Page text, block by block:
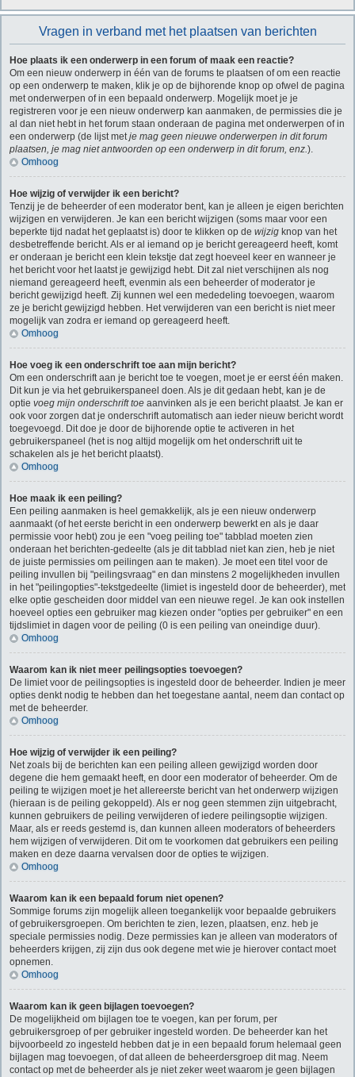
Vragen in verband met het plaatsen van berichten
Hoe plaats ik een onderwerp in een forum of maak een reactie?
Om een nieuw onderwerp in één van de forums te plaatsen of om een reactie
op een onderwerp te maken, klik je op de bijhorende knop op ofwel de pagina
met onderwerpen of in een bepaald onderwerp. Mogelijk moet je je
registreren voor je een nieuw onderwerp kan aanmaken, de permissies die je
al dan niet hebt in het forum staan onderaan de pagina met onderwerpen of in
een onderwerp (de lijst metje mag geen nieuwe onderwerpen in dit forum
plaatsen, je mag niet antwoorden op een onderwerp in dit forum, enz.).
Omhoog
Hoe wijzig of verwijder ik een bericht?
Tenzij je de beheerder of een moderator bent, kan je alleen je eigen berichten
wijzigen en verwijderen. Je kan een bericht wijzigen (soms maar voor een
beperkte tijd nadat het geplaatst is) door te klikken op de wijzig knop van het
desbetreffende bericht. Als er al iemand op je bericht gereageerd heeft, komt
er onderaan je bericht een klein tekstje dat zegt hoeveel keer en wanneer je
het bericht voor het laatst je gewijzigd hebt. Dit zal niet verschijnen als nog
niemand gereageerd heeft, evenmin als een beheerder of moderator je
bericht gewijzigd heeft. Zij kunnen wel een mededeling toevoegen, waarom
ze je bericht gewijzigd hebben. Het verwijderen van een bericht is niet meer
mogelijk van zodra er iemand op gereageerd heeft.
Omhoog
Hoe voeg ik een onderschrift toe aan mijn bericht?
Om een onderschrift aan je bericht toe te voegen, moet je er eerst één maken.
Dit kun je via het gebruikerspaneel doen. Als je dit gedaan hebt, kan je de
optie voeg mijn onderschrift toe aanvinken als je een bericht plaatst. Je kan er
ook voor zorgen dat je onderschrift automatisch aan ieder nieuw bericht wordt
toegevoegd. Dit doe je door de bijhorende optie te activeren in het
gebruikerspaneel (het is nog altijd mogelijk om het onderschrift uit te
schakelen als je het bericht plaatst).
Omhoog
Hoe maak ik een peiling?
Een peiling aanmaken is heel gemakkelijk, als je een nieuw onderwerp
aanmaakt (of het eerste bericht in een onderwerp bewerkt en als je daar
permissie voor hebt) zou je een "voeg peiling toe" tabblad moeten zien
onderaan het berichten-gedeelte (als je dit tabblad niet kan zien, heb je niet
de juiste permissies om peilingen aan te maken). Je moet een titel voor de
peiling invullen bij "peilingsvraag" en dan minstens 2 mogelijkheden invullen
in het "peilingopties"-tekstgedeelte (limiet is ingesteld door de beheerder), met
elke optie gescheiden door middel van een nieuwe regel. Je kan ook instellen
hoeveel opties een gebruiker mag kiezen onder "opties per gebruiker" en een
tijdslimiet in dagen voor de peiling (0 is een peiling van oneindige duur).
Omhoog
Waarom kan ik niet meer peilingsopties toevoegen?
De limiet voor de peilingsopties is ingesteld door de beheerder. Indien je meer
opties denkt nodig te hebben dan het toegestane aantal, neem dan contact op
met de beheerder.
Omhoog
Hoe wijzig of verwijder ik een peiling?
Net zoals bij de berichten kan een peiling alleen gewijzigd worden door
degene die hem gemaakt heeft, en door een moderator of beheerder. Om de
peiling te wijzigen moet je het allereerste bericht van het onderwerp wijzigen
(hieraan is de peiling gekoppeld). Als er nog geen stemmen zijn uitgebracht,
kunnen gebruikers de peiling verwijderen of iedere peilingsoptie wijzigen.
Maar, als er reeds gestemd is, dan kunnen alleen moderators of beheerders
hem wijzigen of verwijderen. Dit om te voorkomen dat gebruikers een peiling
maken en deze daarna vervalsen door de opties te wijzigen.
Omhoog
Waarom kan ik een bepaald forum niet openen?
Sommige forums zijn mogelijk alleen toegankelijk voor bepaalde gebruikers
of gebruikersgroepen. Om berichten te zien, lezen, plaatsen, enz. heb je
speciale permissies nodig. Deze permissies kan je alleen van moderators of
beheerders krijgen, zij zijn dus ook degene met wie je hierover contact moet
opnemen.
Omhoog
Waarom kan ik geen bijlagen toevoegen?
De mogelijkheid om bijlagen toe te voegen, kan per forum, per
gebruikersgroep of per gebruiker ingesteld worden. De beheerder kan het
bijvoorbeeld zo ingesteld hebben dat je in een bepaald forum helemaal geen
bijlagen mag toevoegen, of dat alleen de beheerdersgroep dit mag. Neem
contact op met de beheerder als je niet zeker weet waarom je geen bijlagen